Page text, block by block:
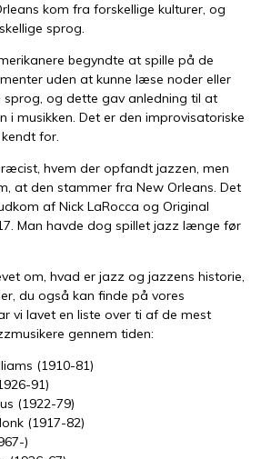
kom fra forskellige kulturer, og
sprog.
begyndte at spille på de
uden at kunne læse noder eller
sprog, og dette gav anledning til at
i musikken. Det er den improvisatoriske
for.
hvem der opfandt jazzen, men
at den stammer fra New Orleans. Det
af Nick LaRocca og Original
Man havde dog spillet jazz længe før
om, hvad er jazz og jazzens historie,
du også kan finde på vores
vi lavet en liste over ti af de mest
gennem tiden:
(1910-81)
91)
(1922-79)
(1917-82)
)